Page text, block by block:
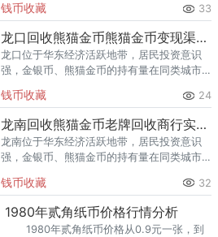
熊猫金币的需求就明显升温，但鱼龙混杂的
回收渠道里，能精准识别版别溢
钱币收藏 33
龙口回收熊猫金币熊猫金币变现渠道指南
龙口位于华东经济活跃地带，居民投资意识
强，金银币、熊猫金币的持有量在同类城市
熊猫金币的需求就明显升温，但鱼龙混杂的
回收渠道里，能精准识别版别溢
钱币收藏 24
龙南回收熊猫金币老牌回收商行实力盘点
龙南位于华东经济活跃地带，居民投资意识
强，金银币、熊猫金币的持有量在同类城市
熊猫金币的需求就明显升温，但鱼龙混杂的
回收渠道里，能精准识别版别溢
钱币收藏 32
1980年贰角纸币价格行情分析
1980年贰角纸币价格从0.9元一张，到